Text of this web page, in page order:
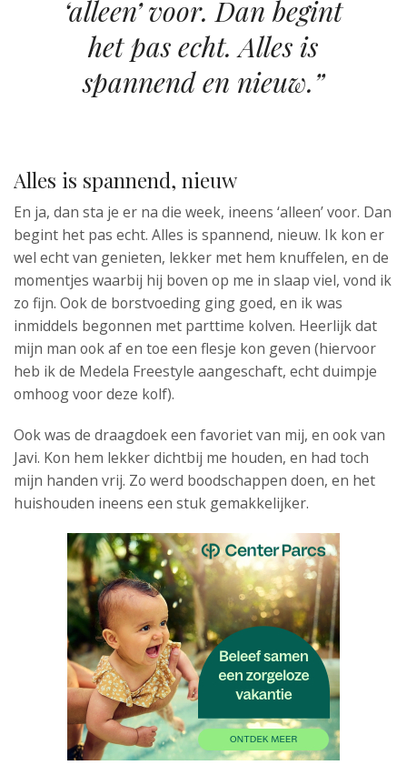
‘alleen’ voor. Dan begint
het pas echt. Alles is
spannend en nieuw.”
Alles is spannend, nieuw
En ja, dan sta je er na die week, ineens ‘alleen’ voor. Dan
begint het pas echt. Alles is spannend, nieuw. Ik kon er
wel echt van genieten, lekker met hem knuffelen, en de
momentjes waarbij hij boven op me in slaap viel, vond ik
zo fijn. Ook de borstvoeding ging goed, en ik was
inmiddels begonnen met parttime kolven. Heerlijk dat
mijn man ook af en toe een flesje kon geven (hiervoor
heb ik de Medela Freestyle aangeschaft, echt duimpje
omhoog voor deze kolf).
Ook was de draagdoek een favoriet van mij, en ook van
Javi. Kon hem lekker dichtbij me houden, en had toch
mijn handen vrij. Zo werd boodschappen doen, en het
huishouden ineens een stuk gemakkelijker.